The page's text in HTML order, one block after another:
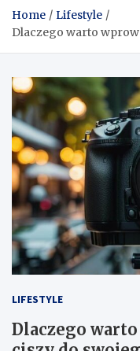
Home
Lifestyle
Dlaczego warto
LIFESTYLE
Dlaczego